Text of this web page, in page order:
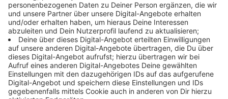
708 und 709 sind dann auch anders unterwegs als
sonst. Fahrgäste müssen zwischen dem Landtag und
Hamm oder Neuss genauso in Ersatzbusse umsteigen
wie zwischen dem Hauptbahnhof und dem
Medienhafen. - Alle Einzelheiten zu den Auswirkungen
haben wir verlinkt auf ad.de/nachrichten - Auch einige
Buslinien müssen wegen der Großbaustelle
Umleitungen fahren. Zum 22. Mai sollen die Arbeiten